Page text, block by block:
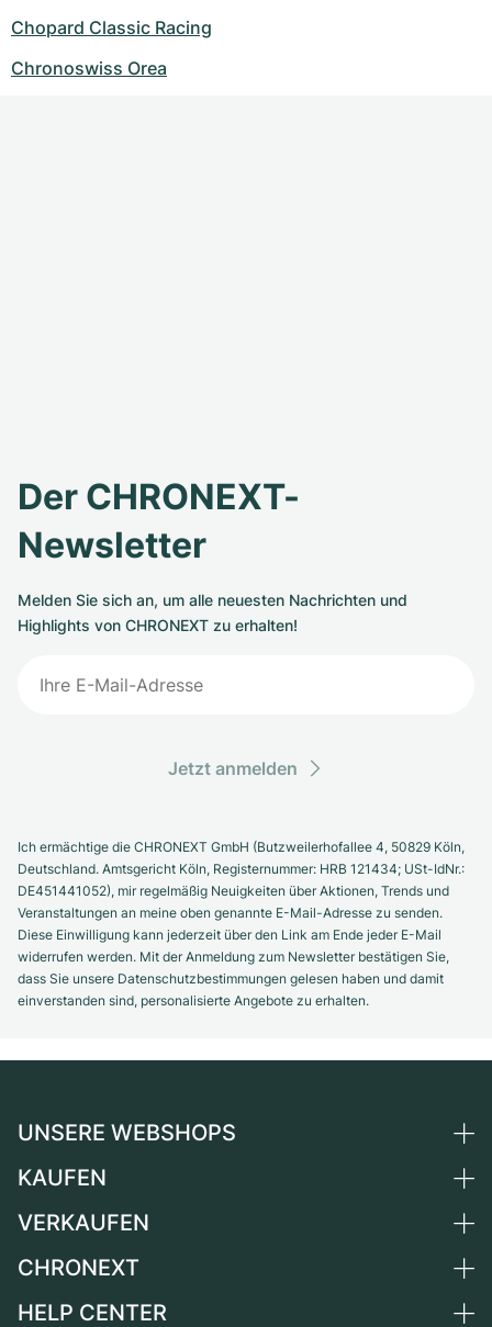
Chopard Classic Racing
Chronoswiss Orea
Der CHRONEXT-
Newsletter
Melden Sie sich an, um alle neuesten Nachrichten und
Highlights von CHRONEXT zu erhalten!
Jetzt anmelden
Ich ermächtige die CHRONEXT GmbH (Butzweilerhofallee 4, 50829 Köln,
Deutschland. Amtsgericht Köln, Registernummer: HRB 121434; USt-IdNr.:
DE451441052), mir regelmäßig Neuigkeiten über Aktionen, Trends und
Veranstaltungen an meine oben genannte E-Mail-Adresse zu senden.
Diese Einwilligung kann jederzeit über den Link am Ende jeder E-Mail
widerrufen werden. Mit der Anmeldung zum Newsletter bestätigen Sie,
dass Sie unsere Datenschutzbestimmungen gelesen haben und damit
einverstanden sind, personalisierte Angebote zu erhalten.
UNSERE WEBSHOPS
Deutschland
Schweiz
Frankreich
KAUFEN
Alle Luxusuhren
Independent Brands
VERKAUFEN
Uhr verkaufen
CHRONEXT
Über uns
HELP CENTER